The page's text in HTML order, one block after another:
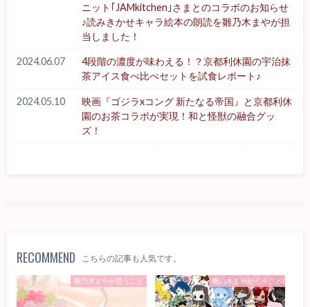
ニット｢JAMkitchen｣さまとのコラボのお知らせ
♪読みきかせキャラ絵本の朗読を雛乃木まやが担
当しました！
2024.06.07
4段階の濃度が味わえる！？京都利休園の宇治抹
茶アイス食べ比べセットを試食レポート♪
2024.05.10
映画『ゴジラxコング 新たなる帝国』と京都利休
園のお茶コラボが実現！和と怪獣の融合グッ
ズ！
RECOMMEND こちらの記事も人気です。
雛乃木まやが思うこと 雛乃木まやが思うこと